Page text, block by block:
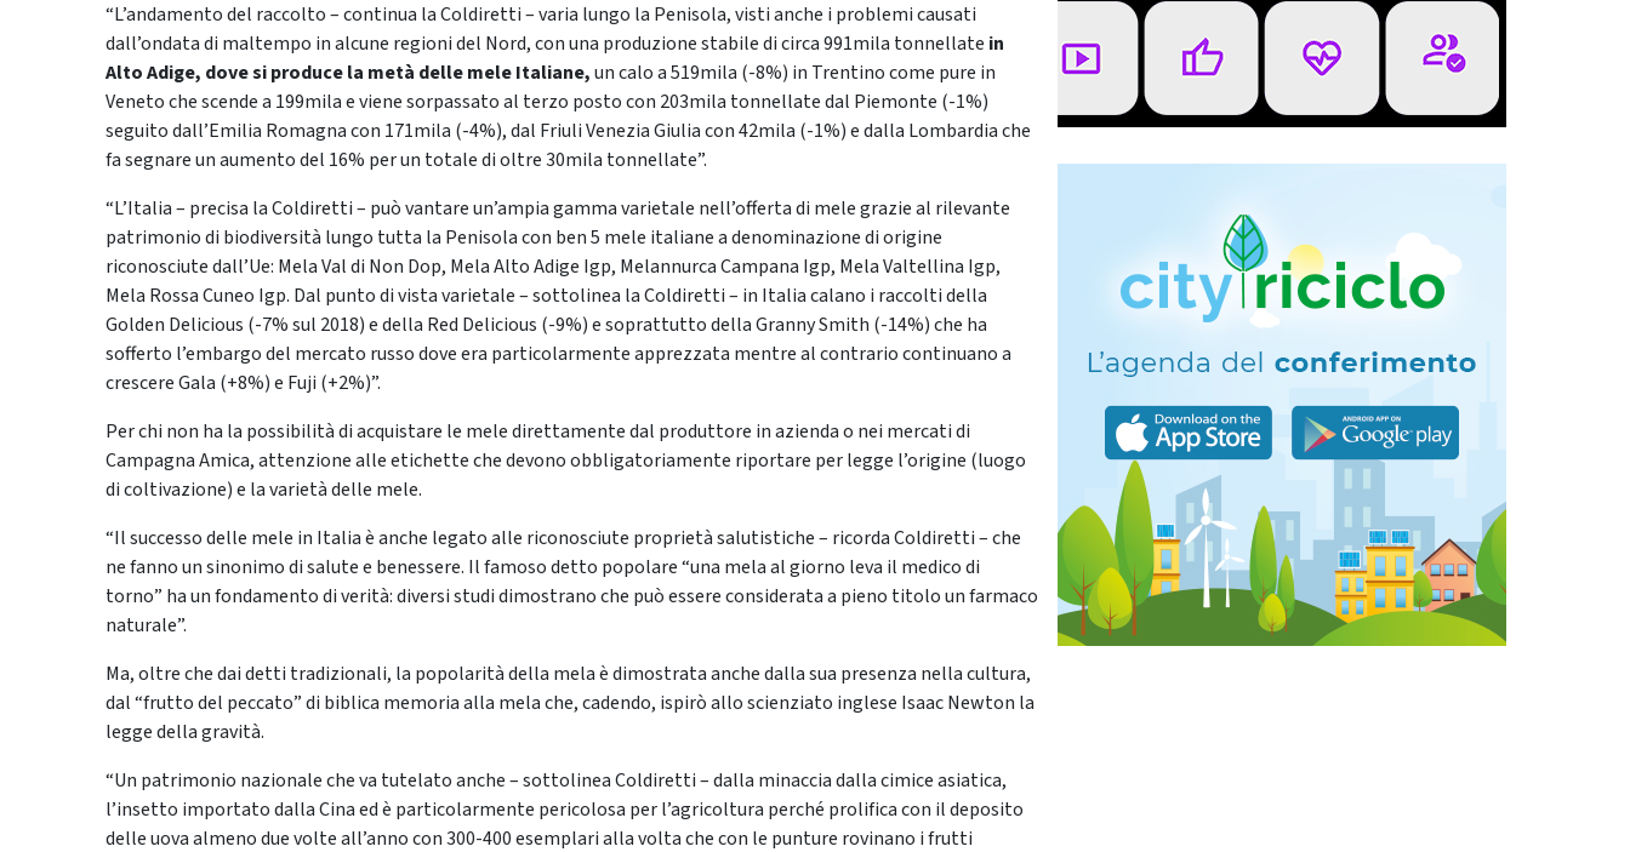
“L’andamento del raccolto – continua la Coldiretti – varia lungo la Penisola, visti anche i problemi causati
dall’ondata di maltempo in alcune regioni del Nord, con una produzione stabile di circa 991mila tonnellate in
Alto Adige, dove si produce la metà delle mele Italiane,un calo a 519mila (-8%) in Trentino come pure in
Veneto che scende a 199mila e viene sorpassato al terzo posto con 203mila tonnellate dal Piemonte (-1%)
seguito dall’Emilia Romagna con 171mila (-4%), dal Friuli Venezia Giulia con 42mila (-1%) e dalla Lombardia che
fa segnare un aumento del 16% per un totale di oltre 30mila tonnellate”.
“L’Italia – precisa la Coldiretti – può vantare un’ampia gamma varietale nell’offerta di mele grazie al rilevante
patrimonio di biodiversità lungo tutta la Penisola con ben 5 mele italiane a denominazione di origine
riconosciute dall’Ue: Mela Val di Non Dop, Mela Alto Adige Igp, Melannurca Campana Igp, Mela Valtellina Igp,
Mela Rossa Cuneo Igp. Dal punto di vista varietale – sottolinea la Coldiretti – in Italia calano i raccolti della
Golden Delicious (-7% sul 2018) e della Red Delicious (-9%) e soprattutto della Granny Smith (-14%) che ha
sofferto l’embargo del mercato russo dove era particolarmente apprezzata mentre al contrario continuano a
crescere Gala (+8%) e Fuji (+2%)”.
Per chi non ha la possibilità di acquistare le mele direttamente dal produttore in azienda o nei mercati di
Campagna Amica, attenzione alle etichette che devono obbligatoriamente riportare per legge l’origine (luogo
di coltivazione) e la varietà delle mele.
“Il successo delle mele in Italia è anche legato alle riconosciute proprietà salutistiche – ricorda Coldiretti – che
ne fanno un sinonimo di salute e benessere. Il famoso detto popolare “una mela al giorno leva il medico di
torno” ha un fondamento di verità: diversi studi dimostrano che può essere considerata a pieno titolo un farmaco
naturale”.
Ma, oltre che dai detti tradizionali, la popolarità della mela è dimostrata anche dalla sua presenza nella cultura,
dal “frutto del peccato” di biblica memoria alla mela che, cadendo, ispirò allo scienziato inglese Isaac Newton la
legge della gravità.
“Un patrimonio nazionale che va tutelato anche – sottolinea Coldiretti – dalla minaccia dalla cimice asiatica,
l’insetto importato dalla Cina ed è particolarmente pericolosa per l’agricoltura perché prolifica con il deposito
delle uova almeno due volte all’anno con 300-400 esemplari alla volta che con le punture rovinano i frutti